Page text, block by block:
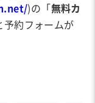
)の「無料カ
予約フォームが